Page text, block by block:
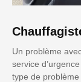
Un problème
service
type de